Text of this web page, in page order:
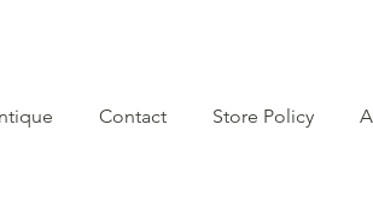
Contact Store Policy